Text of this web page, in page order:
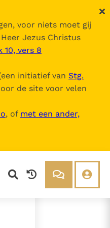
voor niets moet gij
Jezus Christus
10, vers 8
initiatief van Stg.
de site voor velen
, of met een ander,
Over ons